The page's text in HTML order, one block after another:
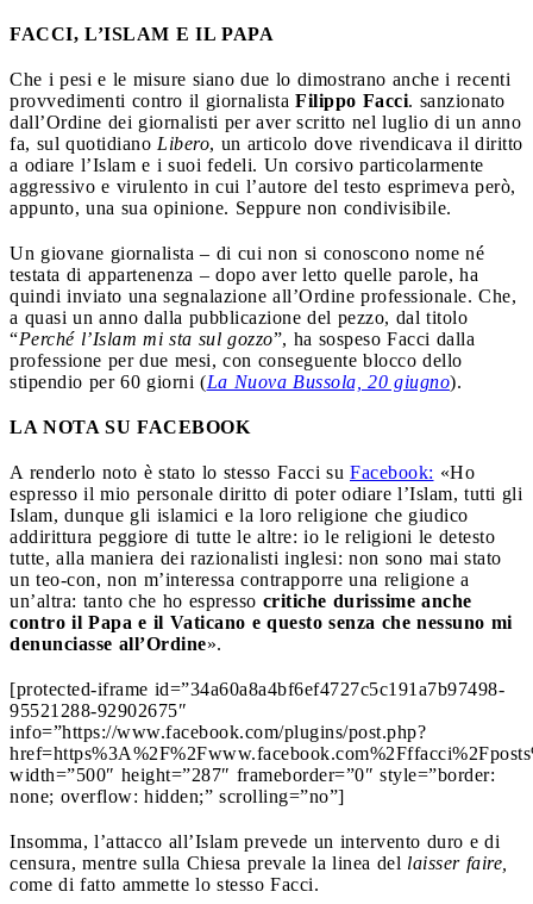
FACCI, L’ISLAM E IL PAPA
Che i pesi e le misure siano due lo dimostrano anche i recenti
provvedimenti contro il giornalista Filippo Facci. sanzionato
dall’Ordine dei giornalisti per aver scritto nel luglio di un anno
fa, sul quotidiano Libero, un articolo dove rivendicava il diritto
a odiare l’Islam e i suoi fedeli. Un corsivo particolarmente
aggressivo e virulento in cui l’autore del testo esprimeva però,
appunto, una sua opinione. Seppure non condivisibile.
Un giovane giornalista – di cui non si conoscono nome né
testata di appartenenza – dopo aver letto quelle parole, ha
quindi inviato una segnalazione all’Ordine professionale. Che,
a quasi un anno dalla pubblicazione del pezzo, dal titolo
“Perché l’Islam mi sta sul gozzo”, ha sospeso Facci dalla
professione per due mesi, con conseguente blocco dello
stipendio per 60 giorni (La Nuova Bussola, 20 giugno).
LA NOTA SU FACEBOOK
A renderlo noto è stato lo stesso Facci su Facebook: «Ho
espresso il mio personale diritto di poter odiare l’Islam, tutti gli
Islam, dunque gli islamici e la loro religione che giudico
addirittura peggiore di tutte le altre: io le religioni le detesto
tutte, alla maniera dei razionalisti inglesi: non sono mai stato
un teo-con, non m’interessa contrapporre una religione a
un’altra: tanto che ho espresso critiche durissime anche
contro il Papa e il Vaticano e questo senza che nessuno mi
denunciasse all’Ordine».
[protected-iframe id=”34a60a8a4bf6ef4727c5c191a7b97498-
95521288-92902675″
info=”https://www.facebook.com/plugins/post.php?
width=”500″ height=”287″ frameborder=”0″ style=”border:
none; overflow: hidden;” scrolling=”no”]
Insomma, l’attacco all’Islam prevede un intervento duro e di
censura, mentre sulla Chiesa prevale la linea del laisser faire,
come di fatto ammette lo stesso Facci.